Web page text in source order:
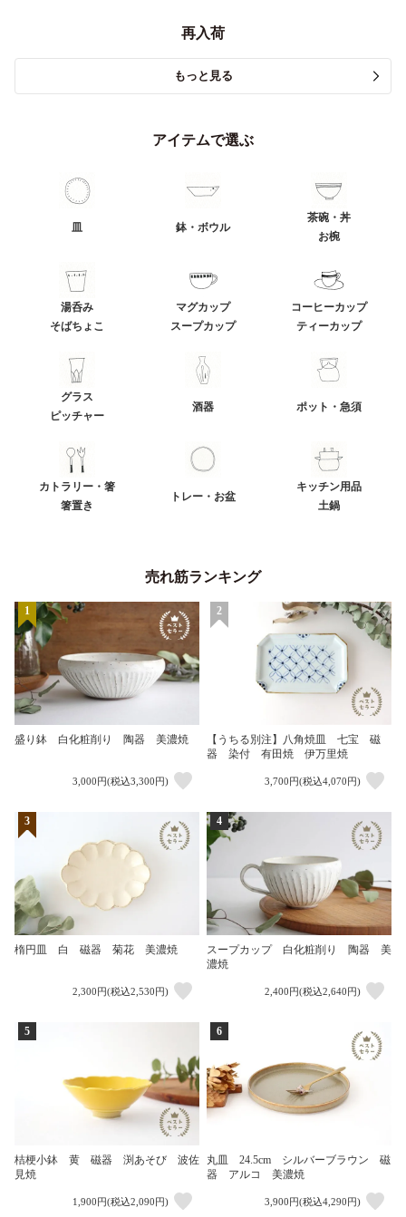
再入荷
もっと見る
アイテムで選ぶ
皿 鉢・ボウル
茶碗・丼
お椀
湯呑み
そばちょこ
マグカップ
スープカップ
コーヒーカップ
ティーカップ
グラス
ピッチャー
酒器 ポット・急須
カトラリー・箸
箸置き
トレー・お盆
キッチン用品
土鍋
売れ筋ランキング
1
盛り鉢 白化粧削り 陶器 美濃焼
3,000円(税込3,300円)
2
【うちる別注】八角焼皿 七宝 磁
器 染付 有田焼 伊万里焼
3,700円(税込4,070円)
3
楕円皿 白 磁器 菊花 美濃焼
2,300円(税込2,530円)
4
スープカップ 白化粧削り 陶器 美
濃焼
2,400円(税込2,640円)
5
桔梗小鉢 黄 磁器 渕あそび 波佐
見焼
1,900円(税込2,090円)
6
丸皿 24.5cm シルバーブラウン 磁
器 アルコ 美濃焼
3,900円(税込4,290円)